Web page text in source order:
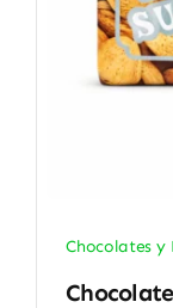
Chocolates y